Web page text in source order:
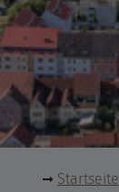
Startseite